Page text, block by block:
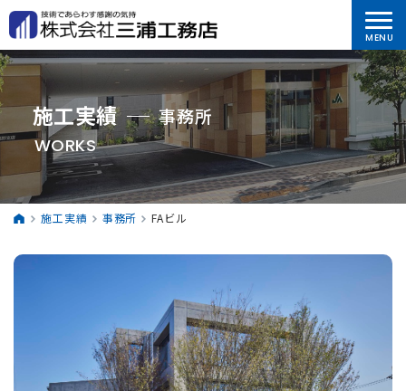
施工実績 事務所
WORKS
施工実績 事務所 FAビル